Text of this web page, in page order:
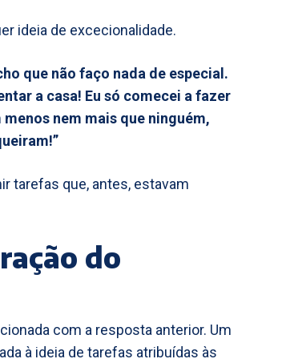
ideia de excecionalidade.
que não faço nada de especial.
a casa! Eu só comecei a fazer
nem mais que ninguém,
tarefas que, antes, estavam
do
com a resposta anterior. Um
à ideia de tarefas atribuídas às